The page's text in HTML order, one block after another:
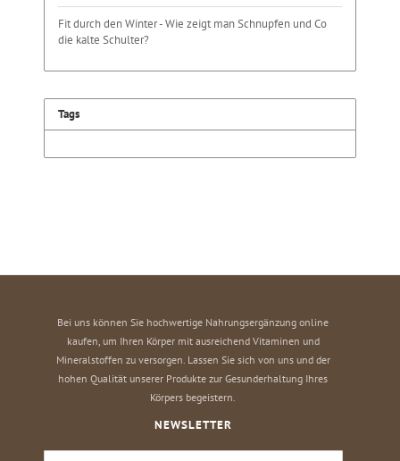
Fit durch den Winter - Wie zeigt man Schnupfen und Co
die kalte Schulter?
Tags
Bei uns können Sie hochwertige Nahrungsergänzung online
kaufen, um Ihren Körper mit ausreichend Vitaminen und
Mineralstoffen zu versorgen. Lassen Sie sich von uns und der
hohen Qualität unserer Produkte zur Gesunderhaltung Ihres
Körpers begeistern.
NEWSLETTER